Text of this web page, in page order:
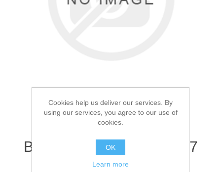
Аксессуары для лодок
Термоноски Elise's
Верблюжья шерсть A157
Черные
Cookies help us deliver our services. By
using our services, you agree to our use of
cookies.
OK
Learn more